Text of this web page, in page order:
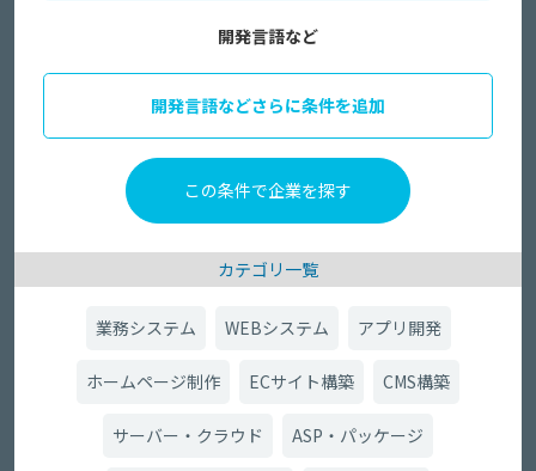
開発言語など
開発言語などさらに条件を追加
カテゴリ一覧
業務システム WEBシステム アプリ開発
ホームページ制作 ECサイト構築 CMS構築
サーバー・クラウド ASP・パッケージ